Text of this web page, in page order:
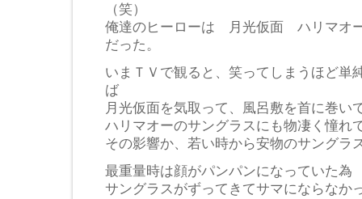
（笑）
俺達のヒーローは 月光仮面 ハリマオ
だった。
いまＴＶで観ると、笑ってしまうほど単
ば
月光仮面を気取って、風呂敷を首に巻い
ハリマオーのサングラスにも物凄く憧れ
その影響か、若い時から安物のサングラ
最重量時は顔がパンパンになっていた
サングラスがずってきてサマにならなか